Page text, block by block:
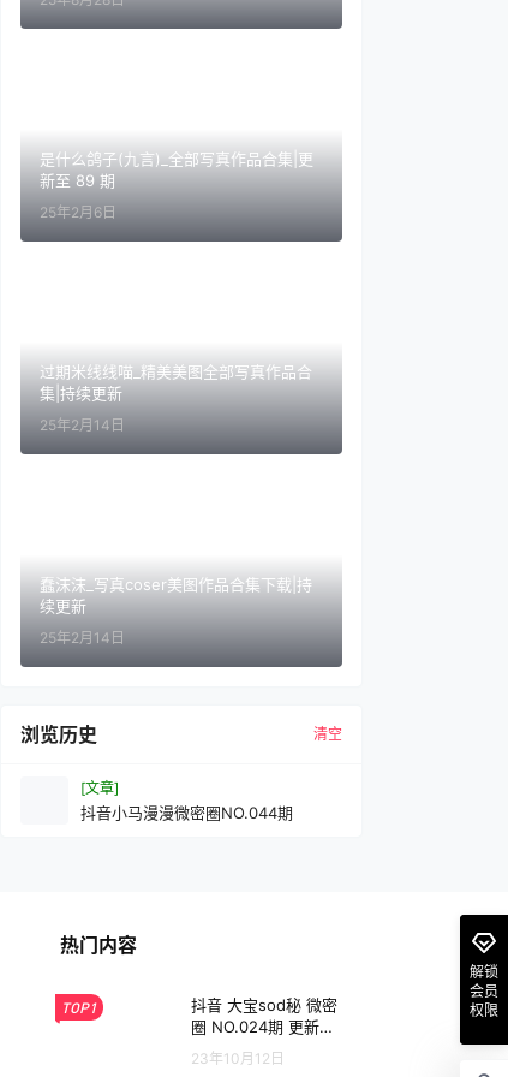
是什么鸽子(九言)_全部写真作品合集|更
新至 89 期
25年2月6日
过期米线线喵_精美美图全部写真作品合
集|持续更新
25年2月14日
蠢沫沫_写真coser美图作品合集下载|持
续更新
25年2月14日
浏览历史 清空
[文章]
抖音小马漫漫微密圈NO.044期
解锁
会员
权限
热门内容
TOP1
抖音 大宝sod秘 微密
圈 NO.024期 更新
至：2023.10.11
23年10月12日